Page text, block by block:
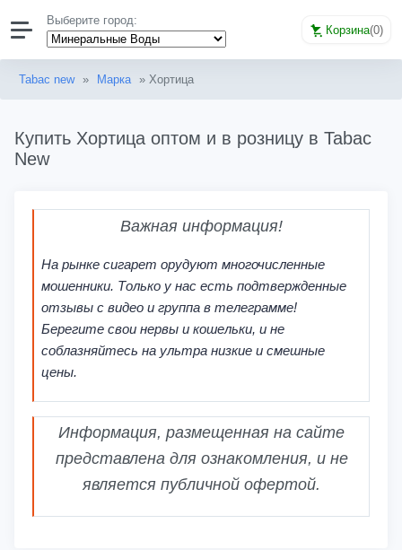
Выберите город:
Корзина(0)
Tabac new » Марка » Хортица
Купить Хортица оптом и в розницу в Tabac
New
Важная информация!
На рынке сигарет орудуют многочисленные
мошенники. Только у нас есть подтвержденные
отзывы с видео и группа в телеграмме!
Берегите свои нервы и кошельки, и не
соблазняйтесь на ультра низкие и смешные
цены.
Информация, размещенная на сайте
представлена для ознакомления, и не
является публичной офертой.